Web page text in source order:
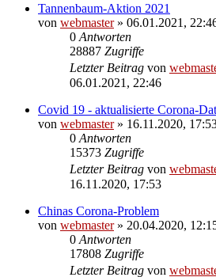
Tannenbaum-Aktion 2021
von webmaster» 06.01.2021,
0 Antworten
28887 Zugriffe
Letzter Beitrag von
06.01.2021, 22:46
Covid 19 - aktualisierte Corona-
von webmaster» 16.11.2020,
0 Antworten
15373 Zugriffe
Letzter Beitrag von
16.11.2020, 17:53
Chinas Corona-Problem
von webmaster» 20.04.2020,
0 Antworten
17808 Zugriffe
Letzter Beitrag von